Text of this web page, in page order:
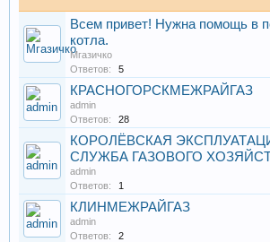
Всем привет! Нужна помощь в
котла.
Мгазичко
Ответов:
5
КРАСНОГОРСКМЕЖРАЙГАЗ
admin
Ответов:
28
КОРОЛЁВСКАЯ
СЛУЖБА ГАЗОВОГО
admin
Ответов:
1
КЛИНМЕЖРАЙГАЗ
admin
Ответов:
2